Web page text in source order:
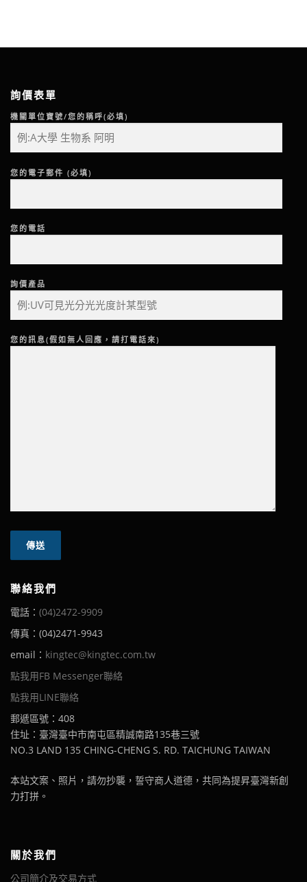
詢價表單
機關單位寶號/您的稱呼(必填)
您的電子郵件 (必填)
您的電話
詢價產品
您的訊息(假如無人回應，請打電話來)
聯絡我們
電話： (04)2472-9909
傳真：(04)2471-9943
email： kingtec@kingtec.com.tw
點我用FB Messenger聯絡
點我用LINE聯絡
郵遞區號：408
住址：臺灣臺中市南屯區精誠南路135巷三號
NO.3 LAND 135 CHING-CHENG S. RD. TAICHUNG TAIWAN
本站文案、照片，請勿抄襲，誓守商人道德，共同為提昇臺灣新創
力打拼。
關於我們
公司簡介及交易方式